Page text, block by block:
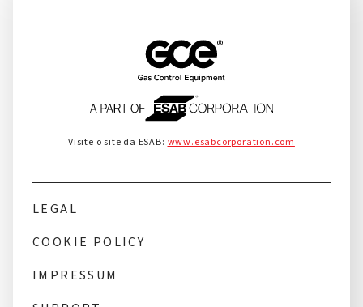
Visite o site da ESAB: www.esabcorporation.com
LEGAL
COOKIE POLICY
IMPRESSUM